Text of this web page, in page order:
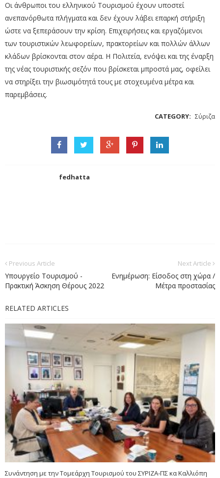
Οι άνθρωποι του ελληνικού Τουρισμού έχουν υποστεί
ανεπανόρθωτα πλήγματα και δεν έχουν λάβει επαρκή στήριξη
ώστε να ξεπεράσουν την κρίση. Επιχειρήσεις και εργαζόμενοι
των τουριστικών λεωφορείων, πρακτορείων και πολλών άλλων
κλάδων βρίσκονται στον αέρα. Η Πολιτεία, ενόψει και της έναρξη
της νέας τουριστικής σεζόν που βρίσκεται μπροστά μας, οφείλει
να στηρίξει την βιωσιμότητά τους με στοχευμένα μέτρα και
παρεμβάσεις.
CATEGORY: Σύριζα
fedhatta
Previous Article
Υπουργείο Τουρισμού -
Πρακτική Άσκηση Θέρους 2022
Next Article
Ενημέρωση: Είσοδος στη χώρα /
Μέτρα προστασίας
RELATED ARTICLES
Συνάντηση με την Τομεάρχη Τουρισμού του ΣΥΡΙΖΑ-ΠΣ κα Καλλιόπη